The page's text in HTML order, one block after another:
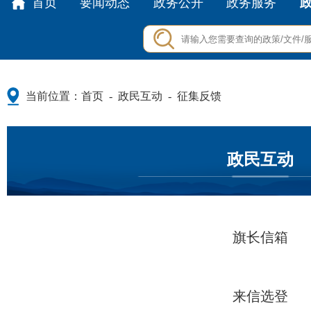
首页 要闻动态 政务公开 政务服务
当前位置： 首页 - 政民互动 - 征集反馈
政民互动
旗长信箱
来信选登